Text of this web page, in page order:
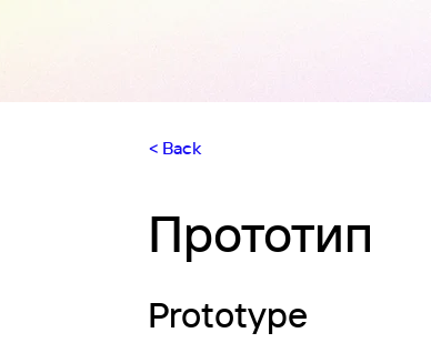
< Back
Прототип
Prototype